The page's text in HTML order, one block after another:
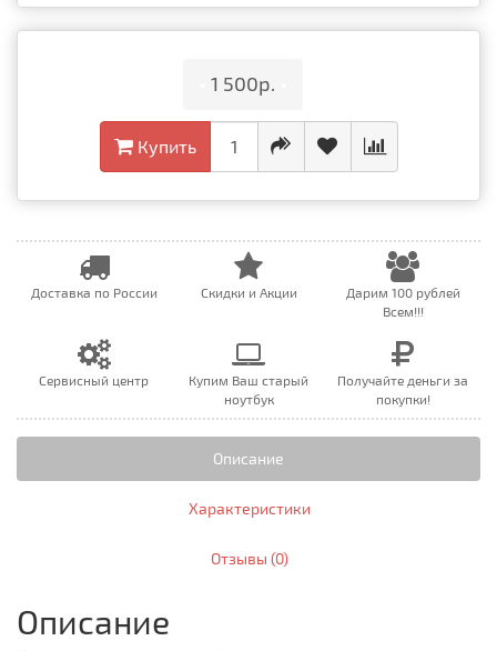
1 500р.
Купить
Доставка по России Скидки и Акции
Дарим 100 рублей
Всем!!!
Сервисный центр
Купим Ваш старый
ноутбук
Получайте деньги за
покупки!
Описание
Характеристики
Отзывы (0)
Описание